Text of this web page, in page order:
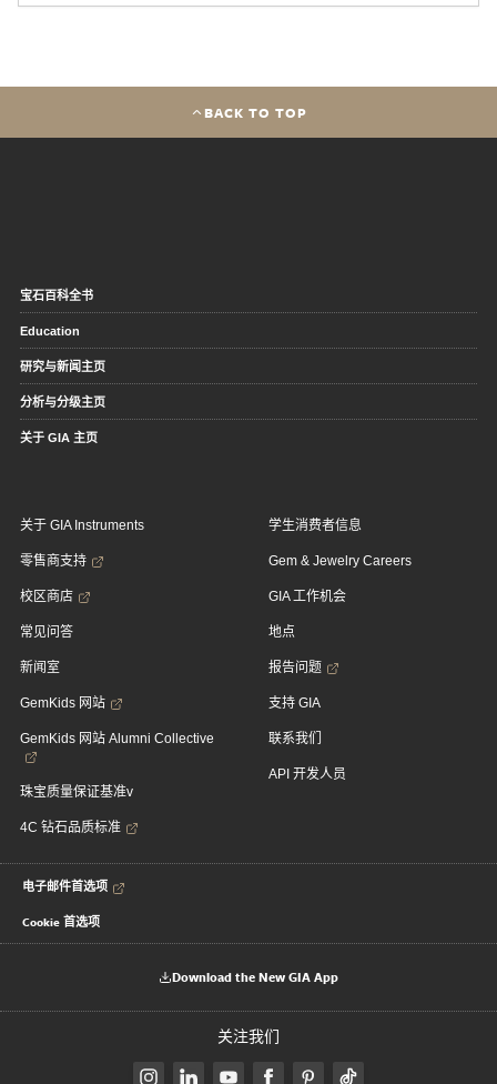
BACK TO TOP
宝石百科全书
Education
研究与新闻主页
分析与分级主页
关于 GIA 主页
关于 GIA Instruments
零售商支持
校区商店
常见问答
新闻室
GemKids 网站
GemKids 网站 Alumni Collective
珠宝质量保证基准v
4C 钻石品质标准
学生消费者信息
Gem & Jewelry Careers
GIA 工作机会
地点
报告问题
支持 GIA
联系我们
API 开发人员
电子邮件首选项
Cookie 首选项
Download the New GIA App
关注我们